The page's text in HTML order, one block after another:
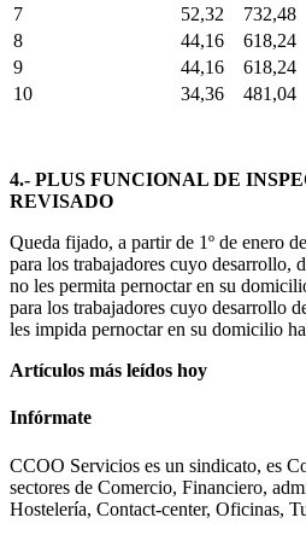
7
52,32
732,48
8
44,16
618,24
9
44,16
618,24
10
34,36 481,04
4.- PLUS FUNCIONAL DE
REVISADO
Queda fijado, a partir de 1º de enero
para los trabajadores cuyo desarrollo,
no les permita pernoctar en su
para los trabajadores cuyo desarrollo
les impida pernoctar en su domicilio
Artículos más leídos hoy
Infórmate
CCOO Servicios es un sindicato, es
sectores de Comercio, Financiero,
Hostelería, Contact-center, Oficinas,